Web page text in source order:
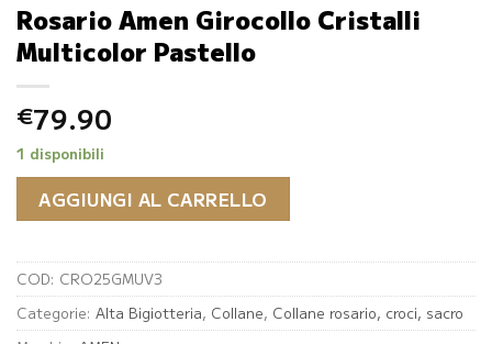
Rosario Amen Girocollo Cristalli
Multicolor Pastello
€79.90
1 disponibili
AGGIUNGI AL CARRELLO
COD: CRO25GMUV3
Categorie: Alta Bigiotteria, Collane, Collane rosario, croci, sacro